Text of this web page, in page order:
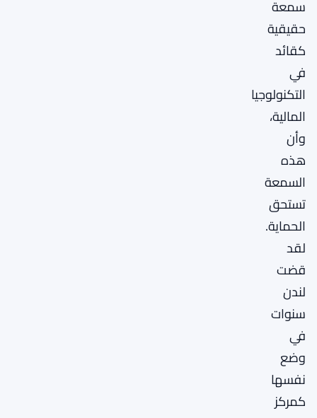
سمعة
حقيقية
كقائد
في
التكنولوجيا
المالية،
وأن
هذه
السمعة
تستحق
الحماية.
لقد
قضت
لندن
سنوات
في
وضع
نفسها
كمركز